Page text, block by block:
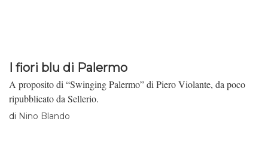
I fiori blu di Palermo
A proposito di “Swinging Palermo” di Piero Violante, da poco
ripubblicato da Sellerio.
di Nino Blando